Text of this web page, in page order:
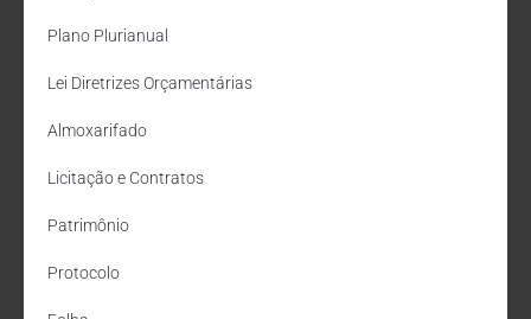
Plano Plurianual
Lei Diretrizes Orçamentárias
Almoxarifado
Licitação e Contratos
Patrimônio
Protocolo